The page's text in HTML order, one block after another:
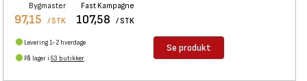
Bygmaster
97,15 / STK
Fast Kampagne
107,58 / STK
Levering 1-2 hverdage
På lager i 53 butikker
Se produkt